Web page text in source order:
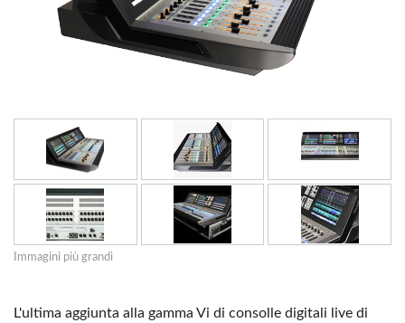
Immagini più grandi
L'ultima aggiunta alla gamma Vi di consolle digitali live di